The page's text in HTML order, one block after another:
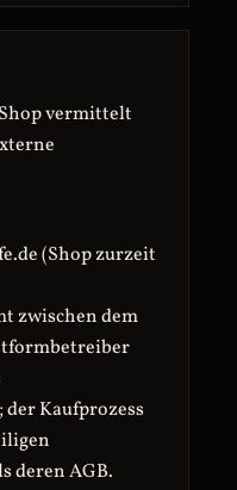
vermittelt
(Shop zurzeit
zwischen dem
Kaufprozess
deren AGB.